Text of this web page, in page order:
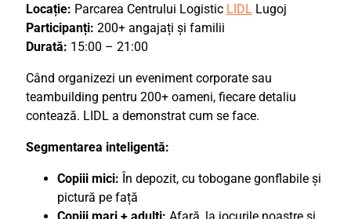
Locație: Parcarea Centrului Logistic LIDL Lugoj
Participanți: 200+ angajați și familii
Durată: 15:00 – 21:00
Când organizezi un eveniment corporate sau
teambuilding pentru 200+ oameni, fiecare detaliu
contează. LIDL a demonstrat cum se face.
Segmentarea inteligentă:
Copiii mici: În depozit, cu tobogane gonflabile și
pictură pe față